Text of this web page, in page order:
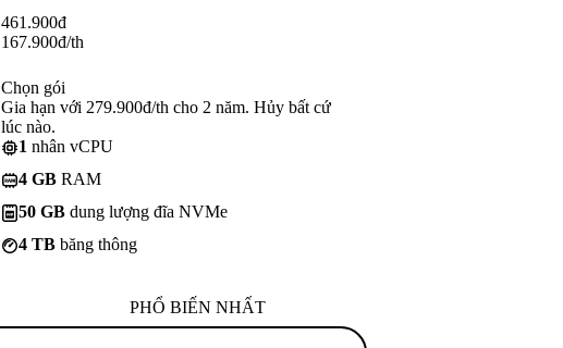
461.900đ
167.900đ/th
Chọn gói
Gia hạn với 279.900đ/th cho 2 năm. Hủy bất cứ
lúc nào.
1 nhân vCPU
4 GB RAM
50 GB dung lượng đĩa NVMe
4 TB băng thông
PHỔ BIẾN NHẤT